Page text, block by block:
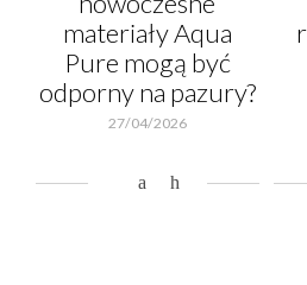
materiały Aqua
Pure mogą być
odporny na pazury?
27/04/2026